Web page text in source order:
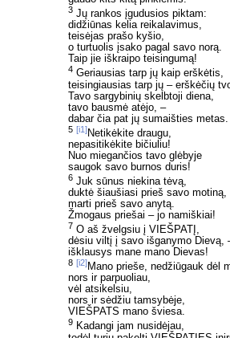
3 Jų rankos įgudusios piktam:
didžiūnas kelia reikalavimus,
teisėjas prašo kyšio,
o turtuolis įsako pagal savo norą.
Taip jie iškraipo teisingumą!
4 Geriausias tarp jų kaip erškėtis,
teisingiausias tarp jų – erškėčių
Tavo sargybinių skelbtoji diena,
tavo bausmė atėjo, –
dabar čia pat jų sumaišties metas.
5 [i1]Netikėkite draugu,
nepasitikėkite bičiuliu!
Nuo miegančios tavo glėbyje
saugok savo burnos duris!
6 Juk sūnus niekina tėvą,
duktė šiaušiasi prieš savo motiną,
marti prieš savo anytą.
Žmogaus priešai – jo namiškiai!
7 O aš žvelgsiu į VIEŠPATĮ,
dėsiu viltį į savo išganymo Dievą,
išklausys mane mano Dievas!
8 [i2]Mano prieše, nedžiūgauk dėl
nors ir parpuoliau,
vėl atsikelsiu,
nors ir sėdžiu tamsybėje,
VIEŠPATS mano šviesa.
9 Kadangi jam nusidėjau,